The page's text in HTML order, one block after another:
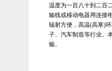
温度为一百八十到二百
输线或移动电器用连接
辐射方便，高温(高寒)
子、汽车制造等行业。
输。